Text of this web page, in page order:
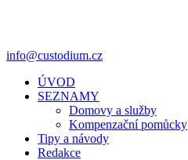
info@custodium.cz
ÚVOD
SEZNAMY
Domovy a služby
Kompenzační pomůcky
Tipy a návody
Redakce